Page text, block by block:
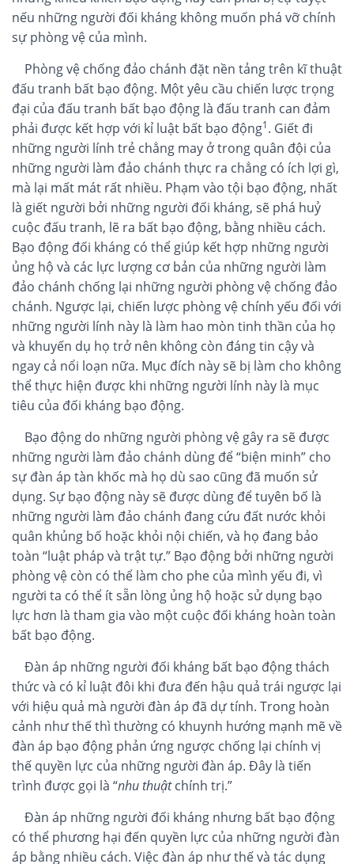
nếu những người đối kháng không muốn phá vỡ chính
sự phòng vệ của mình.
Phòng vệ chống đảo chánh đặt nền tảng trên kĩ thuật
đấu tranh bất bạo động. Một yêu cầu chiến lược trọng
đại của đấu tranh bất bạo động là đấu tranh can đảm
phải được kết hợp với kỉ luật bất bạo động1. Giết đi
những người lính trẻ chẳng may ở trong quân đội của
những người làm đảo chánh thực ra chẳng có ích lợi gì,
mà lại mất mát rất nhiều. Phạm vào tội bạo động, nhất
là giết người bởi những người đối kháng, sẽ phá huỷ
cuộc đấu tranh, lẽ ra bất bạo động, bằng nhiều cách.
Bạo động đối kháng có thể giúp kết hợp những người
ủng hộ và các lực lượng cơ bản của những người làm
đảo chánh chống lại những người phòng vệ chống đảo
chánh. Ngược lại, chiến lược phòng vệ chính yếu đối với
những người lính này là làm hao mòn tinh thần của họ
và khuyến dụ họ trở nên không còn đáng tin cậy và
ngay cả nổi loạn nữa. Mục đích này sẽ bị làm cho không
thể thực hiện được khi những người lính này là mục
tiêu của đối kháng bạo động.
Bạo động do những người phòng vệ gây ra sẽ được
những người làm đảo chánh dùng để “biện minh” cho
sự đàn áp tàn khốc mà họ dù sao cũng đã muốn sử
dụng. Sự bạo động này sẽ được dùng để tuyên bố là
những người làm đảo chánh đang cứu đất nước khỏi
quân khủng bố hoặc khỏi nội chiến, và họ đang bảo
toàn “luật pháp và trật tự.” Bạo động bởi những người
phòng vệ còn có thể làm cho phe của mình yếu đi, vì
người ta có thể ít sẵn lòng ủng hộ hoặc sử dụng bạo
lực hơn là tham gia vào một cuộc đối kháng hoàn toàn
bất bạo động.
Đàn áp những người đối kháng bất bạo động thách
thức và có kỉ luật đôi khi đưa đến hậu quả trái ngược lại
với hiệu quả mà người đàn áp đã dự tính. Trong hoàn
cảnh như thế thì thường có khuynh hướng mạnh mẽ về
đàn áp bạo động phản ứng ngược chống lại chính vị
thế quyền lực của những người đàn áp. Đây là tiến
trình được gọi là “nhu thuậtchính trị.”
Đàn áp những người đối kháng nhưng bất bạo động
có thể phương hại đến quyền lực của những người đàn
áp bằng nhiều cách. Việc đàn áp như thế và tác dụng